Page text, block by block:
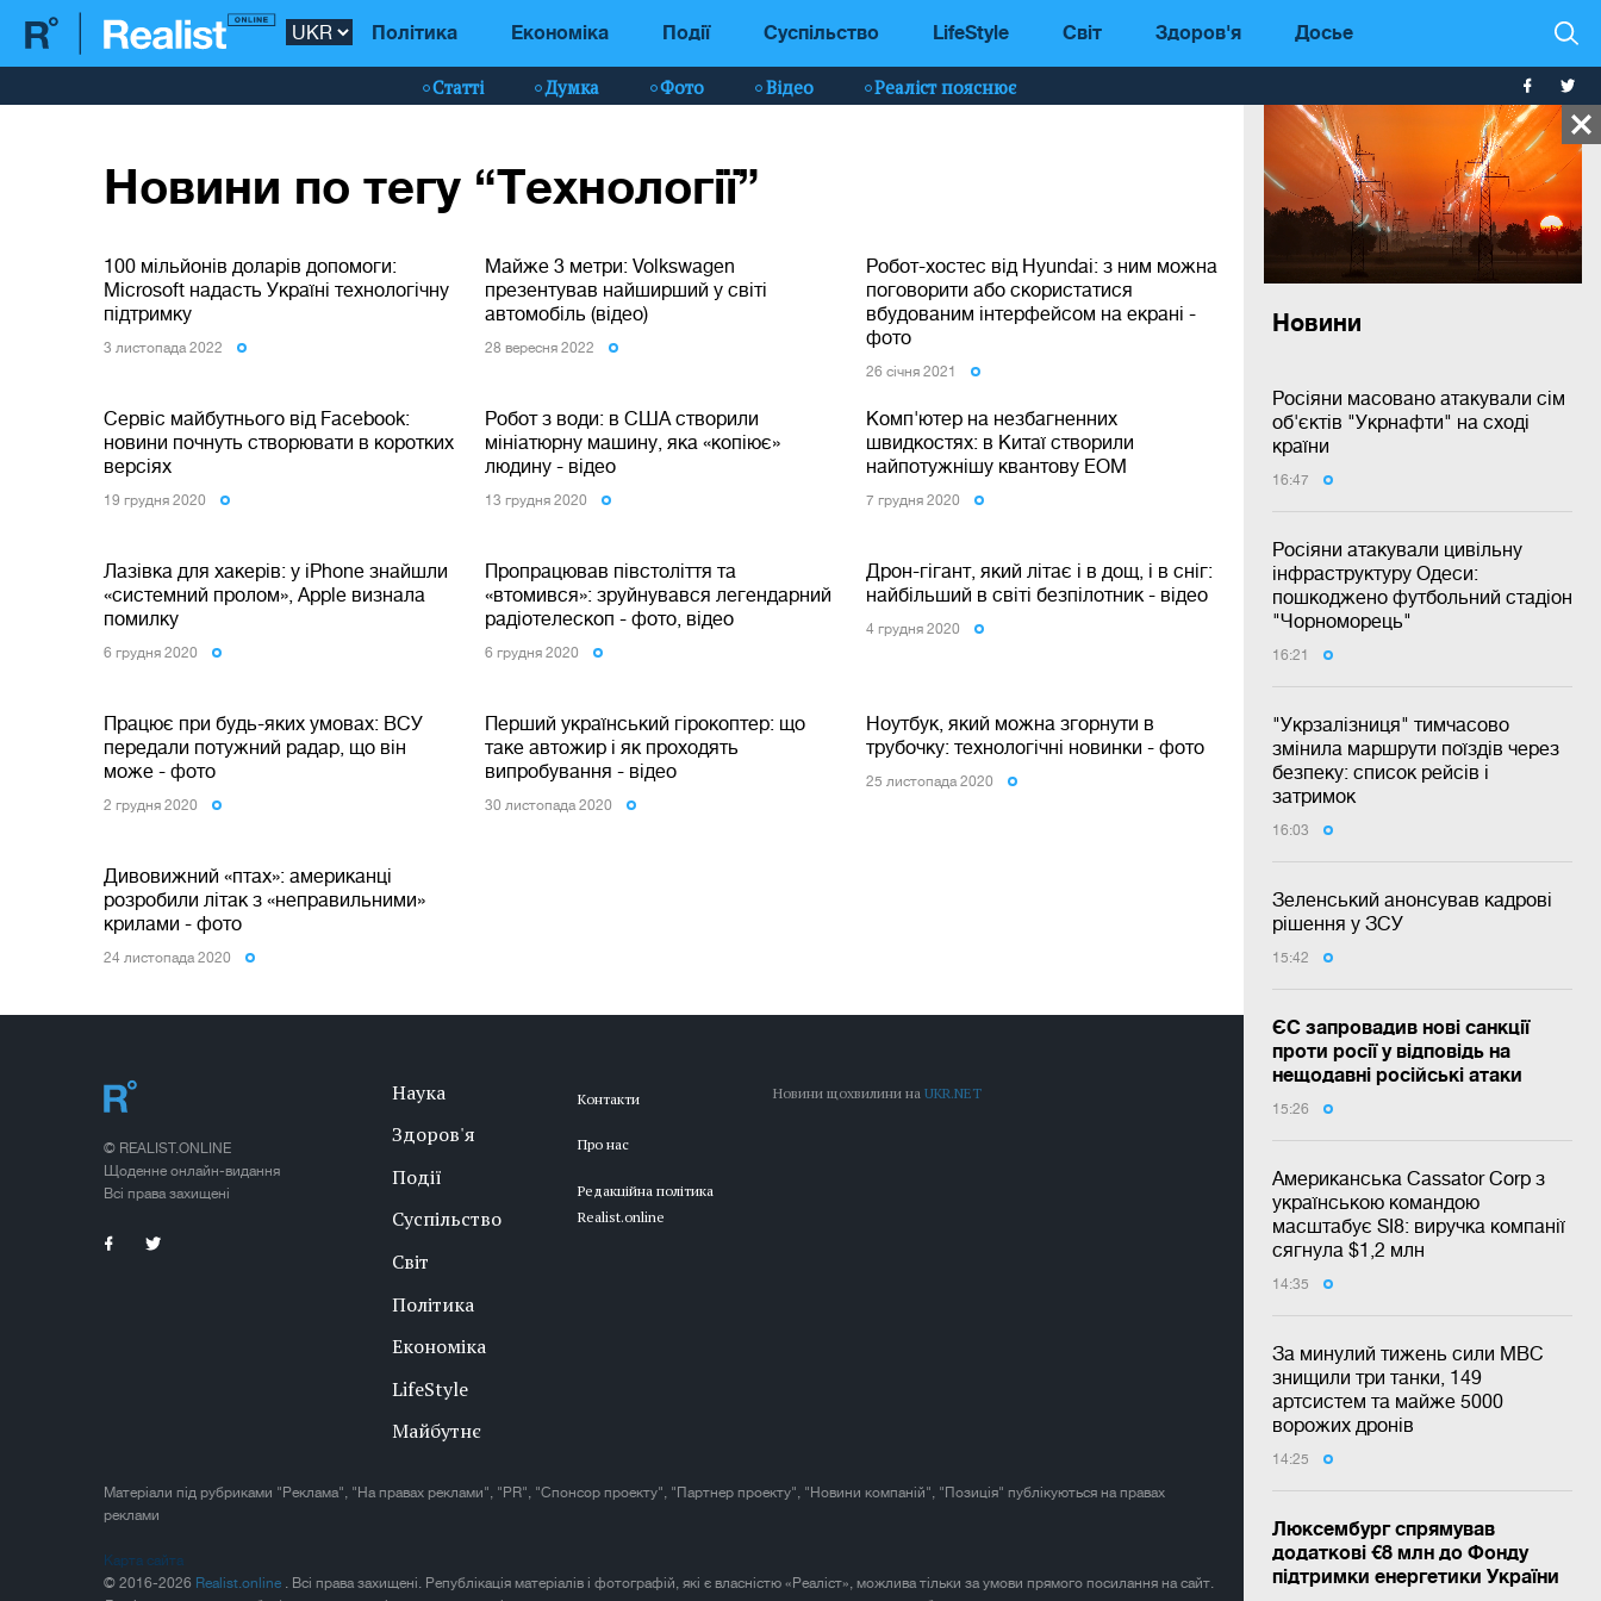
Політика Економіка Події Суспільство LifeStyle Світ Здоров'я Досье
Статті Думка Фото Відео Реаліст пояснює
Новини
Росіяни масовано атакували сім
об'єктів "Укрнафти" на сході
країни
16:47
Росіяни атакували цивільну
інфраструктуру Одеси:
пошкоджено футбольний стадіон
"Чорноморець"
16:21
"Укрзалізниця" тимчасово
змінила маршрути поїздів через
безпеку: список рейсів і
затримок
16:03
Зеленський анонсував кадрові
рішення у ЗСУ
15:42
ЄС запровадив нові санкції
проти росії у відповідь на
нещодавні російські атаки
15:26
Американська Cassator Corp з
українською командою
масштабує SI8: виручка компанії
сягнула $1,2 млн
14:35
За минулий тижень сили МВС
знищили три танки, 149
артсистем та майже 5000
ворожих дронів
14:25
Люксембург спрямував
додаткові €8 млн до Фонду
підтримки енергетики України
Новини по тегу “Технології”
100 мільйонів доларів допомоги:
Microsoft надасть Україні технологічну
підтримку
3 листопада 2022
Майже 3 метри: Volkswagen
презентував найширший у світі
автомобіль (відео)
28 вересня 2022
Робот-хостес від Hyundai: з ним можна
поговорити або скористатися
вбудованим інтерфейсом на екрані -
фото
26 сiчня 2021
Сервіс майбутнього від Facebook:
новини почнуть створювати в коротких
версіях
19 грудня 2020
Робот з води: в США створили
мініатюрну машину, яка «копіює»
людину - відео
13 грудня 2020
Комп'ютер на незбагненних
швидкостях: в Китаї створили
найпотужнішу квантову ЕОМ
7 грудня 2020
Лазівка для хакерів: у iPhone знайшли
«системний пролом», Apple визнала
помилку
6 грудня 2020
Пропрацював півстоліття та
«втомився»: зруйнувався легендарний
радіотелескоп - фото, відео
6 грудня 2020
Дрон-гігант, який літає і в дощ, і в сніг:
найбільший в світі безпілотник - відео
4 грудня 2020
Працює при будь-яких умовах: ВСУ
передали потужний радар, що він
може - фото
2 грудня 2020
Перший український гірокоптер: що
таке автожир і як проходять
випробування - відео
30 листопада 2020
Ноутбук, який можна згорнути в
трубочку: технологічні новинки - фото
25 листопада 2020
Дивовижний «птах»: американці
розробили літак з «неправильними»
крилами - фото
24 листопада 2020
© REALIST.ONLINE
Щоденне онлайн-видання
Всі права захищені
Наука
Здоров'я
Події
Суспільство
Світ
Політика
Економіка
LifeStyle
Майбутнє
Контакти
Про нас
Редакційна політика
Realist.online
Новини щохвилини наUKR.NET
Матеріали під рубриками "Реклама", "На правах реклами", "PR", "Спонсор проекту", "Партнер проекту", "Новини компаній", "Позиція" публікуються на правах
реклами
Карта сайта
© 2016-2026 Realist.online . Всі права захищені. Републікація матеріалів і фотографій, які є власністю «Реаліст», можлива тільки за умови прямого посилання на сайт.